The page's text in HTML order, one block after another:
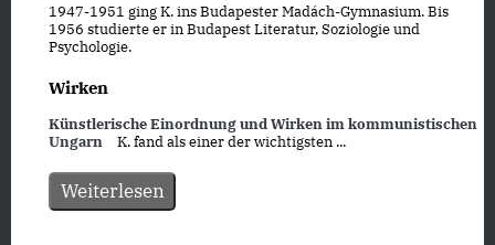
1947-1951 ging K. ins Budapester Madách-Gymnasium. Bis
1956 studierte er in Budapest Literatur, Soziologie und
Psychologie.
Wirken
Künstlerische Einordnung und Wirken im kommunistischen
Ungarn
K. fand als einer der wichtigsten ...
Weiterlesen